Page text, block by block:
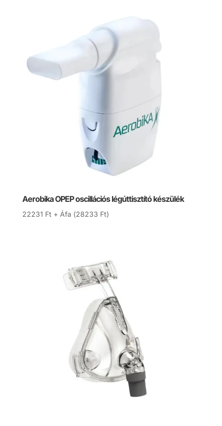
Aerobika OPEP oscillációs légúttisztító készülék
22231 Ft + Áfa (28233 Ft)